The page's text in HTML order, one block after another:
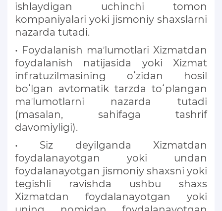
ishlaydigan uchinchi tomon
kompaniyalari yoki jismoniy shaxslarni
nazarda tutadi.
• Foydalanish maʼlumotlari Xizmatdan
foydalanish natijasida yoki Xizmat
infratuzilmasining oʻzidan hosil
boʻlgan avtomatik tarzda toʻplangan
maʼlumotlarni nazarda tutadi
(masalan, sahifaga tashrif
davomiyligi).
• Siz deyilganda Xizmatdan
foydalanayotgan yoki undan
foydalanayotgan jismoniy shaxsni yoki
tegishli ravishda ushbu shaxs
Xizmatdan foydalanayotgan yoki